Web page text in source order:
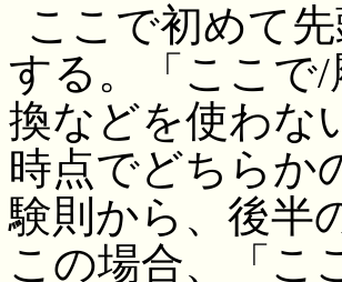
ここで初めて
する。「ここで
換などを使わな
時点でどちらか
験則から、後半
この場合、「こ